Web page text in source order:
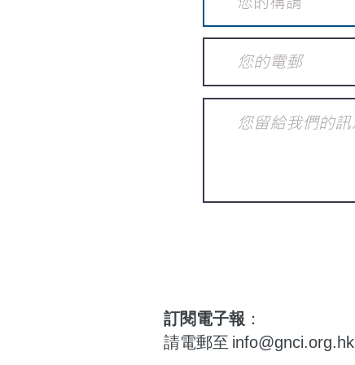
訂閱電子報：
請電郵至 info@gnci.org.hk